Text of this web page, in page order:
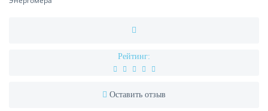
Рейтинг:
Оставить отзыв